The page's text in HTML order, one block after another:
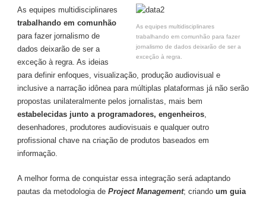
As equipes multidisciplinares
trabalhando em comunhão para fazer
jornalismo de dados deixarão de ser a
exceção à regra.
As equipes multidisciplinares
trabalhando em comunhão
para fazer jornalismo de
dados deixarão de ser a
exceção à regra. As ideias
para definir enfoques, visualização, produção audiovisual e
inclusive a narração idônea para múltiplas plataformas já não serão
propostas unilateralmente pelos jornalistas, mais bem
estabelecidas junto a programadores, engenheiros,
desenhadores, produtores audiovisuais e qualquer outro
profissional chave na criação de produtos baseados em
informação.
A melhor forma de conquistar essa integração será adaptando
pautas da metodologia de Project Management; criando um guia